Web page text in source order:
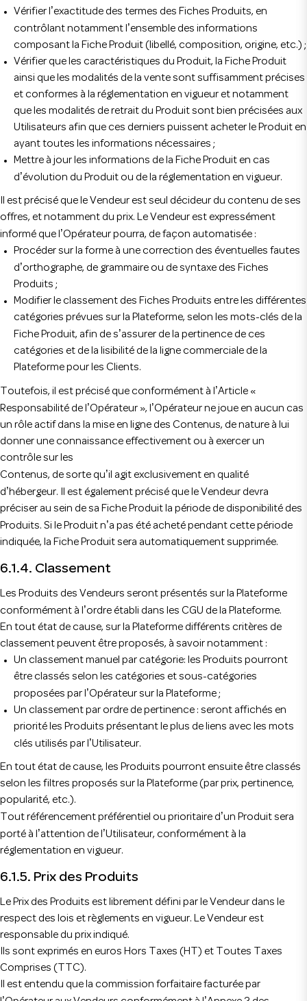
Vérifier l ’exactitude des termes des Fiches Produits, en
contrôlant notamment l ’ensemble des informations
composant la Fiche Produit (libellé, composition, origine, etc.) ;
Vérifier que les caractéristiques du Produit, la Fiche Produit
ainsi que les modalités de la vente sont suffisamment précises
et conformes à la réglementation en vigueur et notamment
que les modalités de retrait du Produit sont bien précisées aux
Utilisateurs afin que ces derniers puissent acheter le Produit en
ayant toutes les informations nécessaires ;
Mettre à jour les informations de la Fiche Produit en cas
d ’évolution du Produit ou de la réglementation en vigueur.
Il est précisé que le Vendeur est seul décideur du contenu de ses
offres, et notamment du prix. Le Vendeur est expressément
informé que l ’Opérateur pourra, de façon automatisée :
Procéder sur la forme à une correction des éventuelles fautes
d ’orthographe, de grammaire ou de syntaxe des Fiches
Produits ;
Modifier le classement des Fiches Produits entre les différentes
catégories prévues sur la Plateforme, selon les mots-clés de la
Fiche Produit, afin de s’assurer de la pertinence de ces
catégories et de la lisibilité de la ligne commerciale de la
Plateforme pour les Clients.
Toutefois, il est précisé que conformément à l ’Article «
Responsabilité de l ’Opérateur », l ’Opérateur ne joue en aucun cas
un rôle actif dans la mise en ligne des Contenus, de nature à lui
donner une connaissance effectivement ou à exercer un
contrôle sur les
Contenus, de sorte qu’il agit exclusivement en qualité
d ’hébergeur. Il est également précisé que le Vendeur devra
préciser au sein de sa Fiche Produit la période de disponibilité des
Produits. Si le Produit n’a pas été acheté pendant cette période
indiquée, la Fiche Produit sera automatiquement supprimée.
6.1.4. Classement
Les Produits des Vendeurs seront présentés sur la Plateforme
conformément à l ’ordre établi dans les CGU de la Plateforme.
En tout état de cause, sur la Plateforme différents critères de
classement peuvent être proposés, à savoir notamment :
Un classement manuel par catégorie: les Produits pourront
être classés selon les catégories et sous-catégories
proposées par l ’Opérateur sur la Plateforme ;
Un classement par ordre de pertinence : seront affichés en
priorité les Produits présentant le plus de liens avec les mots
clés utilisés par l ’Utilisateur.
En tout état de cause, les Produits pourront ensuite être classés
selon les filtres proposés sur la Plateforme (par prix, pertinence,
popularité, etc.).
Tout référencement préférentiel ou prioritaire d ’un Produit sera
porté à l ’attention de l ’Utilisateur, conformément à la
réglementation en vigueur.
6.1.5. Prix des Produits
Le Prix des Produits est librement défini par le Vendeur dans le
respect des lois et règlements en vigueur. Le Vendeur est
responsable du prix indiqué.
Ils sont exprimés en euros Hors Taxes (HT) et Toutes Taxes
Comprises (TTC).
Il est entendu que la commission forfaitaire facturée par